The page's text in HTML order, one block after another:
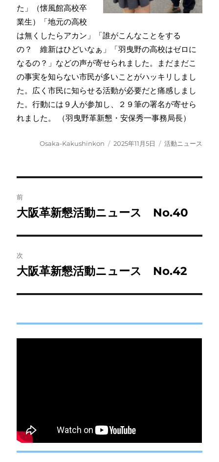
た」（懐風館高校卒
業生）「地元の高校
は無くしたらアカン」「誰がこんなことをする
の？ 維新はひどいなぁ」「羽曳野の高校はゼロに
なるの？」などの声が寄せられました。まだまだこ
の事実を知らない市民が多いことがハッキリしまし
た。広く市民に知らせる活動が必要だと痛感しまし
た。行動には９人が参加し、２９筆の署名が寄せら
れました。 （羽曳野革新懇・安保秀一事務局長）
投
Osaka-Kakushinkon
投
2025年11月5日
カ
活動ニュース
稿
ビ
ゲ
ー
前
前
投
稿:
大阪革新懇活動ニュース No.40
次
次
投
大阪革新懇活動ニュース No.42